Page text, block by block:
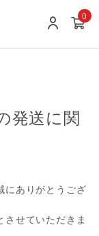
0
発送に関
にありがとうござ
せていただきま